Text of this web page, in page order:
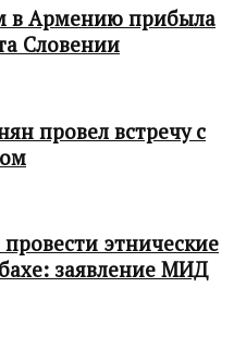
в Армению прибыла
Словении
провел встречу с
этнические
заявление МИД